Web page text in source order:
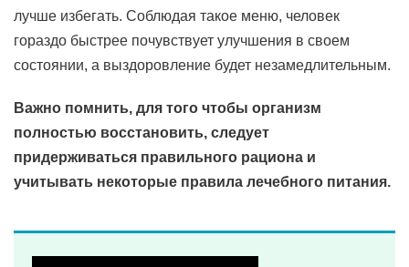
лучше избегать. Соблюдая такое меню, человек
гораздо быстрее почувствует улучшения в своем
состоянии, а выздоровление будет незамедлительным.
Важно помнить, для того чтобы организм
полностью восстановить, следует
придерживаться правильного рациона и
учитывать некоторые правила лечебного питания.